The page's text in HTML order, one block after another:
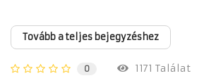
Tovább a teljes bejegyzéshez
0
1171 Találat